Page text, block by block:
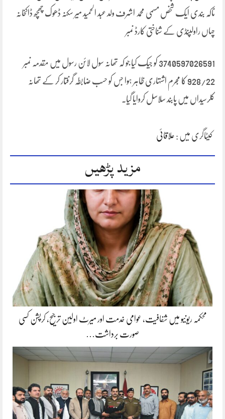
ناکہ بندی ایک شخص مسمی محمد اشرف ولد عبد الحمید میر سکنہ ڈھوک چھچھ ڈاکخانہ
چہاں راولپنڈی کے شناختی کارڈ نمبر
3740597026591 کو جیک کیا جو کہ تھانہ سول لائن رسول میں مقدمہ نمبر
928/22 کا مجرم اشتہاری ظاہر ہوا جس کو حسب ضابطہ گرفتار کر کے تھانہ
کلرسیداں میں پابند سلاسل کروایا گیا۔
کیٹاگری میں : علاقائی
مزید پڑھیں
محکمہ ریونیو میں شفافیت، عوامی خدمت اور میرٹ اولین ترجیح، کرپشن کسی
صورت برداشت…